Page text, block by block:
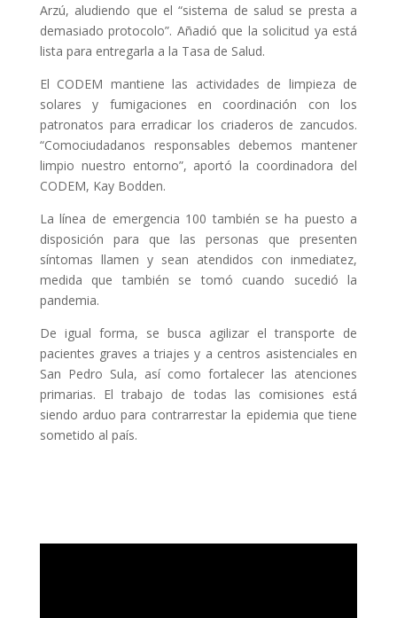
Arzú, aludiendo que el “sistema de salud se presta a
demasiado protocolo”. Añadió que la solicitud ya está
lista para entregarla a la Tasa de Salud.
El CODEM mantiene las actividades de limpieza de
solares y fumigaciones en coordinación con los
patronatos para erradicar los criaderos de zancudos.
“Comociudadanos responsables debemos mantener
limpio nuestro entorno”, aportó la coordinadora del
CODEM, Kay Bodden.
La línea de emergencia 100 también se ha puesto a
disposición para que las personas que presenten
síntomas llamen y sean atendidos con inmediatez,
medida que también se tomó cuando sucedió la
pandemia.
De igual forma, se busca agilizar el transporte de
pacientes graves a triajes y a centros asistenciales en
San Pedro Sula, así como fortalecer las atenciones
primarias. El trabajo de todas las comisiones está
siendo arduo para contrarrestar la epidemia que tiene
sometido al país.